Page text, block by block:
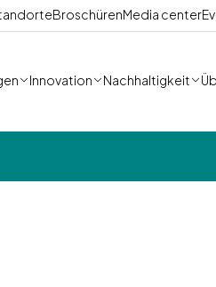
BroschürenMedia center
Innovation Nachhaltigkeit